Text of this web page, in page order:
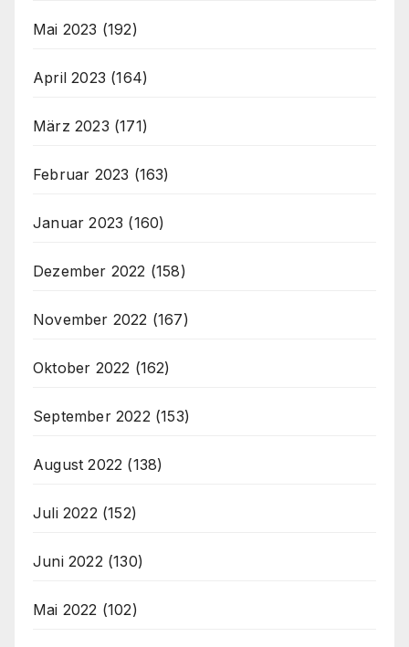
Mai 2023 (192)
April 2023 (164)
März 2023 (171)
Februar 2023 (163)
Januar 2023 (160)
Dezember 2022 (158)
November 2022 (167)
Oktober 2022 (162)
September 2022 (153)
August 2022 (138)
Juli 2022 (152)
Juni 2022 (130)
Mai 2022 (102)